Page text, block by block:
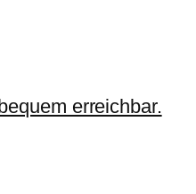
erreichbar.